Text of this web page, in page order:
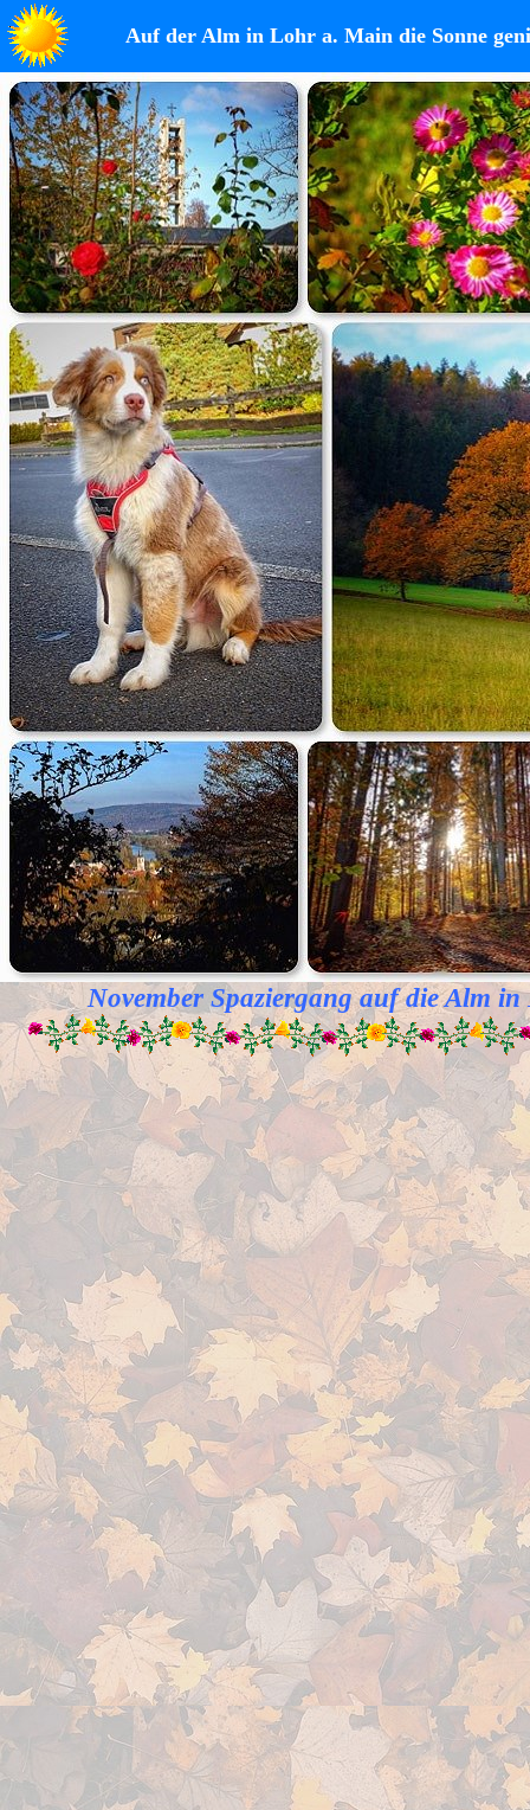
Auf der Alm in Lohr a. Main die Sonne
November Spaziergang auf die Alm